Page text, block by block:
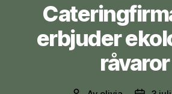
erbjuder
råvaror